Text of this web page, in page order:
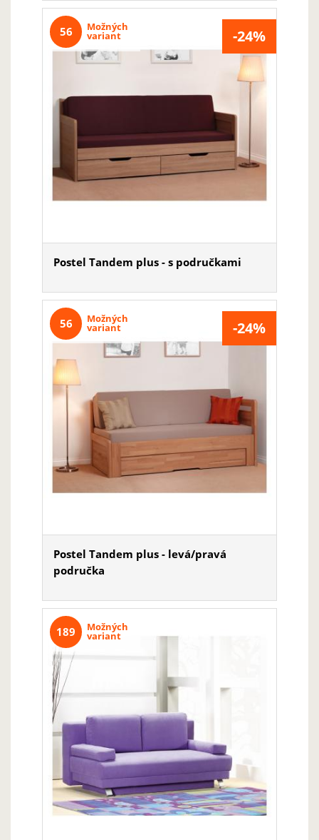
-24%
Možných
variant
56
Postel Tandem plus - s područkami
-24%
Možných
variant
56
Postel Tandem plus - levá/pravá
područka
Možných
variant
189